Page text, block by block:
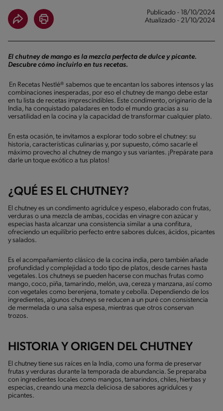
Publicado - 18/10/2024
Atualizado - 21/10/2024
El chutney de mango es la mezcla perfecta de dulce y picante.
Descubre cómo incluirlo en tus recetas.
En Recetas Nestlé® sabemos que te encantan los sabores intensos y las
combinaciones inesperadas, por eso el chutney de mango debe estar
en tu lista de recetas imprescindibles. Este condimento, originario de la
India, ha conquistado paladares en todo el mundo gracias a su
versatilidad en la cocina y la capacidad de transformar cualquier plato.
En esta ocasión, te invitamos a explorar todo sobre el chutney: su
historia, características culinarias y, por supuesto, cómo sacarle el
máximo provecho al chutney de mango y sus variantes. ¡Prepárate para
darle un toque exótico a tus platos!
¿QUÉ ES EL CHUTNEY?
El chutney es un condimento agridulce y espeso, elaborado con frutas,
verduras o una mezcla de ambas, cocidas en vinagre con azúcar y
especias hasta alcanzar una consistencia similar a una confitura,
ofreciendo un equilibrio perfecto entre sabores dulces, ácidos, picantes
y salados.
Es el acompañamiento clásico de la cocina india, pero también añade
profundidad y complejidad a todo tipo de platos, desde carnes hasta
vegetales. Los chutneys se pueden hacerse con muchas frutas como
mango, coco, piña, tamarindo, melón, uva, cereza y manzana, así como
con vegetales como berenjena, tomate y cebolla. Dependiendo de los
ingredientes, algunos chutneys se reducen a un puré con consistencia
de mermelada o una salsa espesa, mientras que otros conservan
trozos.
HISTORIA Y ORIGEN DEL CHUTNEY
El chutney tiene sus raíces en la India, como una forma de preservar
frutas y verduras durante la temporada de abundancia. Se preparaba
con ingredientes locales como mangos, tamarindos, chiles, hierbas y
especias, creando una mezcla deliciosa de sabores agridulces y
picantes.